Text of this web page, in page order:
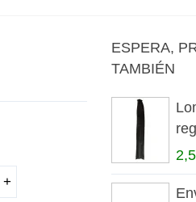
+
ESPERA,
TAMBIÉN